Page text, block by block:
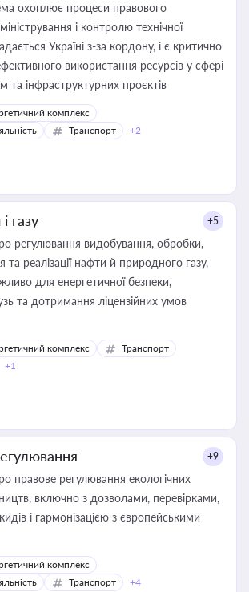
охоплює процеси правового
і контролю технічної
Україні з-за кордону, і є критично
використання ресурсів у сфері
та інфраструктурних проєктів
комплекс
Транспорт +2
газу +5
регулювання видобування, обробки,
та реалізації нафти й природного газу,
для енергетичної безпеки,
та дотримання ліцензійних умов
комплекс
Транспорт
+1
+9
правове регулювання екологічних
включно з дозволами, перевірками,
і гармонізацією з європейськими
комплекс
Транспорт +4